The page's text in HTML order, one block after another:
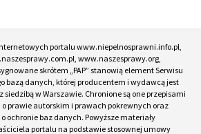
portalu www.niepelnosprawni.info.pl,
www.naszesprawy.org,
skrótem „PAP” stanowią element Serwisu
bazą danych, której producentem i wydawcą jest
siedzibą w Warszawie. Chronione są one przepisami
o prawie autorskim i prawach pokrewnych oraz
ochronie baz danych. Powyższe materiały
portalu na podstawie stosownej umowy